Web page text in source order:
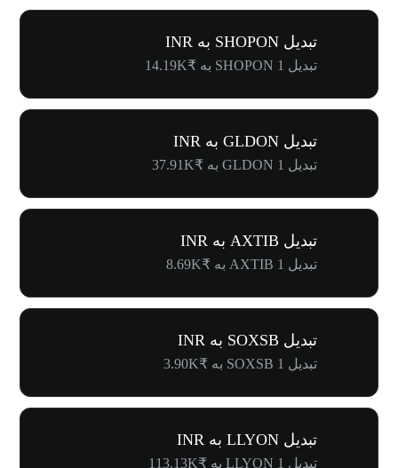
تبدیل SHOPON به INR
تبدیل 1 SHOPON به ₹14.19K
تبدیل GLDON به INR
تبدیل 1 GLDON به ₹37.91K
تبدیل AXTIB به INR
تبدیل 1 AXTIB به ₹8.69K
تبدیل SOXSB به INR
تبدیل 1 SOXSB به ₹3.90K
تبدیل LLYON به INR
تبدیل 1 LLYON به ₹113.13K